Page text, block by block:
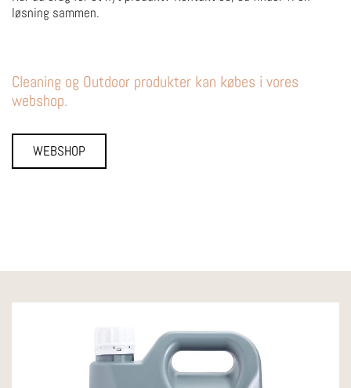
løsning sammen.
Cleaning og Outdoor produkter kan købes i vores
webshop.
WEBSHOP